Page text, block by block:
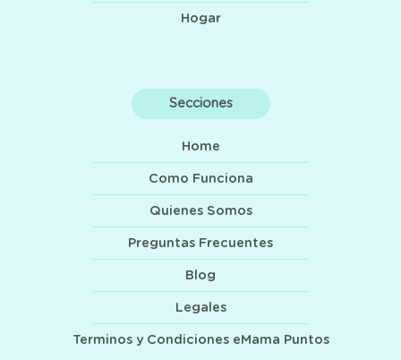
Hogar
Secciones
Home
Como Funciona
Quienes Somos
Preguntas Frecuentes
Blog
Legales
Terminos y Condiciones eMama Puntos